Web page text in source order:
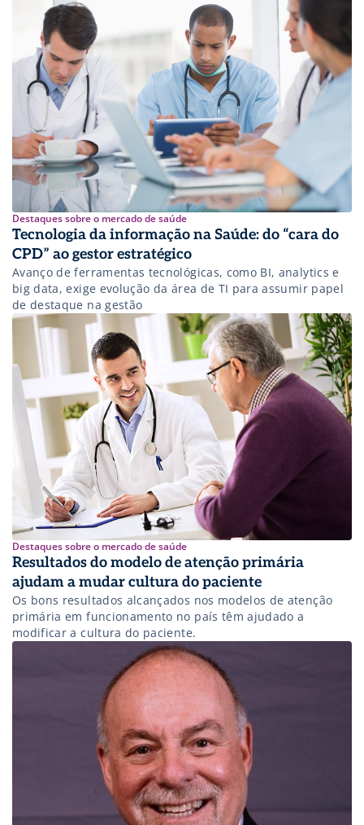
Destaques sobre o mercado de saúde
Tecnologia da informação na Saúde: do “cara do
CPD” ao gestor estratégico
Avanço de ferramentas tecnológicas, como BI, analytics e
big data, exige evolução da área de TI para assumir papel
de destaque na gestão
Destaques sobre o mercado de saúde
Resultados do modelo de atenção primária
ajudam a mudar cultura do paciente
Os bons resultados alcançados nos modelos de atenção
primária em funcionamento no país têm ajudado a
modificar a cultura do paciente.